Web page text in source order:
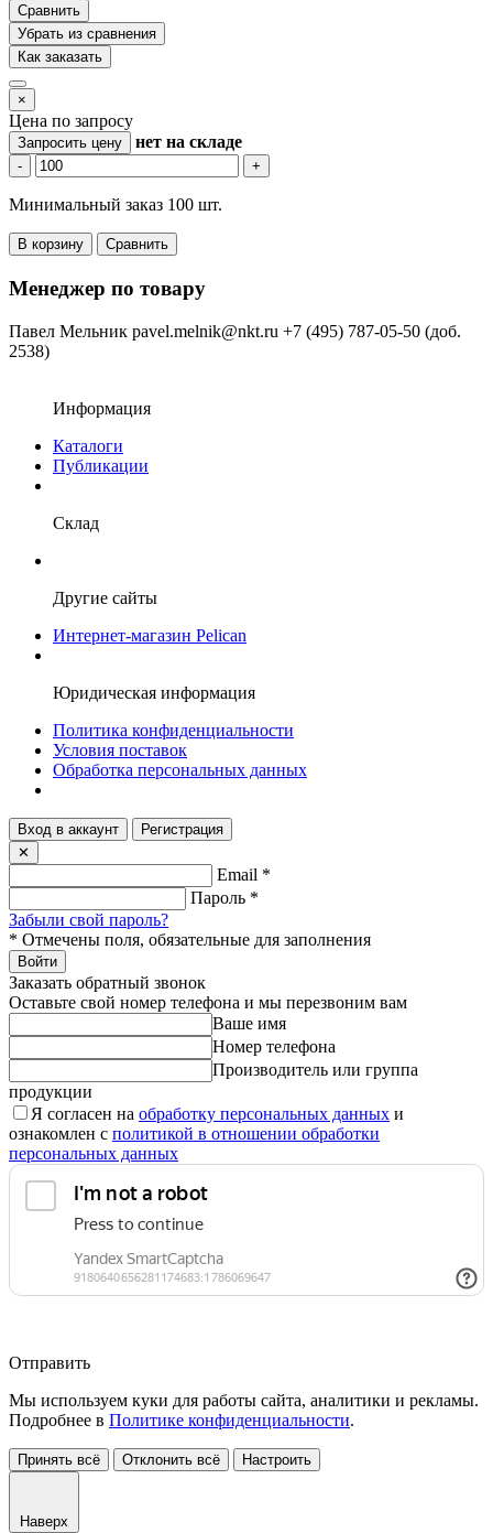
Сравнить
Убрать из сравнения
Как заказать
×
Цена по запросу
Запросить цену нет на складе
- +
Минимальный заказ 100 шт.
В корзину Сравнить
Менеджер по товару
Павел Мельник pavel.melnik@nkt.ru +7 (495) 787-05-50 (доб.
2538)
Информация
Каталоги
Публикации
Склад
Другие сайты
Интернет-магазин Pelican
Юридическая информация
Политика конфиденциальности
Условия поставок
Обработка персональных данных
Вход в аккаунт
Регистрация
✕
Email *
Пароль *
Забыли свой пароль?
* Отмечены поля, обязательные для заполнения
Войти
Заказать обратный звонок
Оставьте свой номер телефона и мы перезвоним вам
Ваше имя
Номер телефона
Производитель или группа
продукции
Я согласен на обработку персональных данных и
ознакомлен с политикой в отношении обработки
персональных данных
Отправить
Мы используем куки для работы сайта, аналитики и рекламы.
Подробнее в Политике конфиденциальности.
Принять всё Отклонить всё Настроить
Наверх